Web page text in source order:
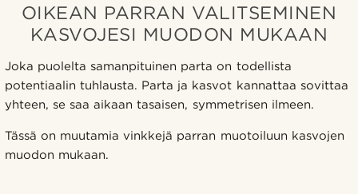
OIKEAN PARRAN VALITSEMINEN
KASVOJESI MUODON MUKAAN
Joka puolelta samanpituinen parta on todellista
potentiaalin tuhlausta. Parta ja kasvot kannattaa sovittaa
yhteen, se saa aikaan tasaisen, symmetrisen ilmeen.
Tässä on muutamia vinkkejä parran muotoiluun kasvojen
muodon mukaan.